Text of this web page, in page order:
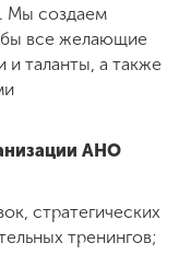
Мы создаем
все желающие
и таланты, а также
АНО
стратегических
тренингов;